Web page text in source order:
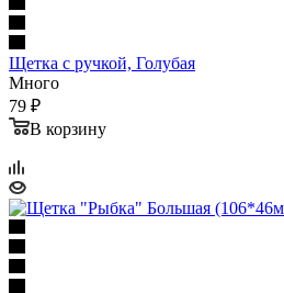
Щетка с ручкой, Голубая
Много
79 ₽
В корзину